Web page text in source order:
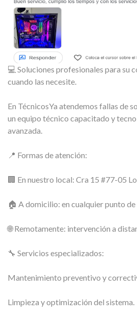
💻 Soluciones profesionales para su
cuando las necesite.
En TécnicosYa atendemos fallas de
un equipo técnico capacitado y
avanzada.
📍 Formas de atención:
🏢 En nuestro local: Cra 15 #77-05
🏠 A domicilio: en cualquier punto de
🌐 Remotamente: intervención a
🔧 Servicios especializados:
Mantenimiento preventivo y
Limpieza y optimización del sistema.